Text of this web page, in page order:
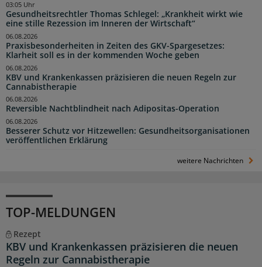
Gesundheitsrechtler Thomas Schlegel: „Krankheit wirkt wie
eine stille Rezession im Inneren der Wirtschaft“
03:05 Uhr
Praxisbesonderheiten in Zeiten des GKV-Spargesetzes:
Klarheit soll es in der kommenden Woche geben
06.08.2026
KBV und Krankenkassen präzisieren die neuen Regeln zur
Cannabistherapie
06.08.2026
Reversible Nachtblindheit nach Adipositas-Operation
06.08.2026
Besserer Schutz vor Hitzewellen: Gesundheitsorganisationen
veröffentlichen Erklärung
06.08.2026
weitere Nachrichten
TOP-MELDUNGEN
Rezept
KBV und Krankenkassen präzisieren die neuen
Regeln zur Cannabistherapie